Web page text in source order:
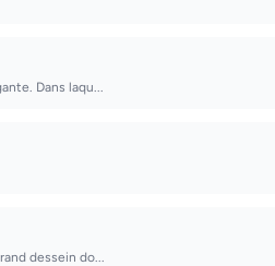
Dans laqu...
dessein do...